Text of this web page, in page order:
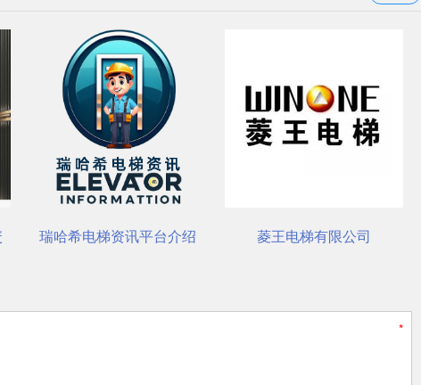
与养护要点
瑞哈希电梯资讯平台介绍 菱王电梯有限公司